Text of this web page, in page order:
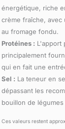
énergétique, riche
crème fraîche,
au fromage fondu.
Protéines : L'apport
principalement
qui en fait une
Sel : La teneur en
dépassant les
bouillon de
Ces valeurs restent